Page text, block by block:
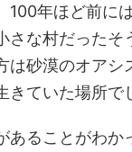
100年ほど前に
さな村だったそ
は砂漠のオアシ
きていた場所で
あることがわか